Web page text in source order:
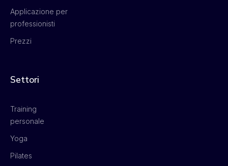
Applicazione per
professionisti
Prezzi
Settori
Training
personale
Yoga
Pilates